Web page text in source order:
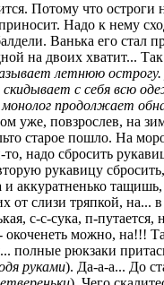
Потому что остроги
Надо к нему
Ванька его стал
на двоих хватит...
летнюю
с себя всю
монолог продолжает
уже, повзрослев, на
старое пошло. На
надо сбросить
рукавицу
и аккуратненько
от слизи тряпкой, на...
с-с-сука, п-
окоченеть можно, на!!!
полные рюкзаки
руками). Да-а-а... До